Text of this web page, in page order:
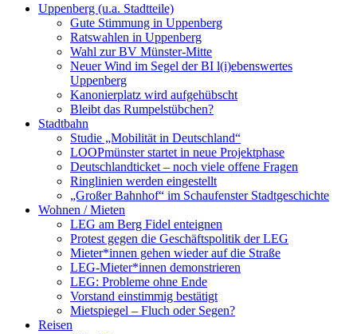
Uppenberg (u.a. Stadtteile)
Gute Stimmung in Uppenberg
Ratswahlen in Uppenberg
Wahl zur BV Münster-Mitte
Neuer Wind im Segel der BI l(i)ebenswertes
Uppenberg
Kanonierplatz wird aufgehübscht
Bleibt das Rumpelstübchen?
Stadtbahn
Studie „Mobilität in Deutschland“
LOOPmünster startet in neue Projektphase
Deutschlandticket – noch viele offene Fragen
Ringlinien werden eingestellt
„Großer Bahnhof“ im Schaufenster Stadtgeschichte
Wohnen / Mieten
LEG am Berg Fidel enteignen
Protest gegen die Geschäftspolitik der LEG
Mieter*innen gehen wieder auf die Straße
LEG-Mieter*innen demonstrieren
LEG: Probleme ohne Ende
Vorstand einstimmig bestätigt
Mietspiegel – Fluch oder Segen?
Reisen